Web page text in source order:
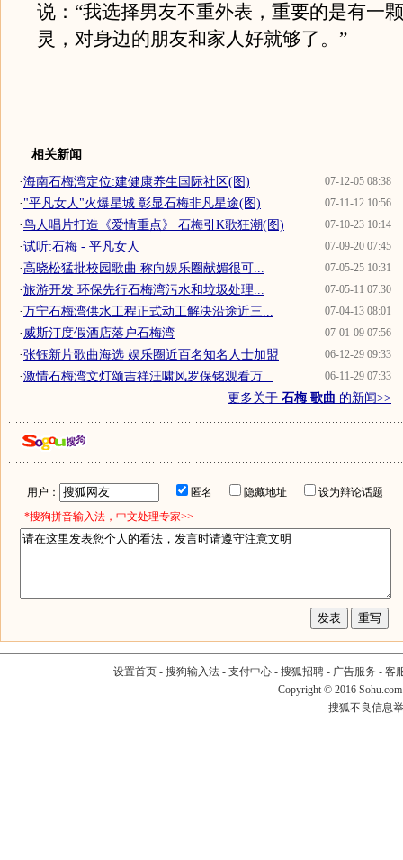
说：“我选择男友不重外表，重要的是有一
灵，对身边的朋友和家人好就够了。”
相关新闻
07-12-05 08:38
·海南石梅湾定位:建健康养生国际社区(图)
07-11-12 10:56
·"平凡女人"火爆星城 彰显石梅非凡星途(图)
07-10-23 10:14
·鸟人唱片打造《爱情重点》 石梅引K歌狂潮(图)
07-09-20 07:45
·试听:石梅 - 平凡女人
07-05-25 10:31
·高晓松猛批校园歌曲 称向娱乐圈献媚很可...
07-05-11 07:30
·旅游开发 环保先行石梅湾污水和垃圾处理...
07-04-13 08:01
·万宁石梅湾供水工程正式动工解决沿途近三...
07-01-09 07:56
· 威斯汀度假酒店落户石梅湾
06-12-29 09:33
·张钰新片歌曲海选 娱乐圈近百名知名人士加盟
06-11-29 07:33
·激情石梅湾文灯颂吉祥汪啸风罗保铭观看万...
更多关于 石梅 歌曲 的新闻>>
用户： 匿名 隐藏地址
设为辩论话题
*搜狗拼音输入法，中文处理专家>>
设置首页- 搜狗输入法- 支付中心- 搜狐招聘- 广告服务 - 客
Copyright © 2016
搜狐不良信息